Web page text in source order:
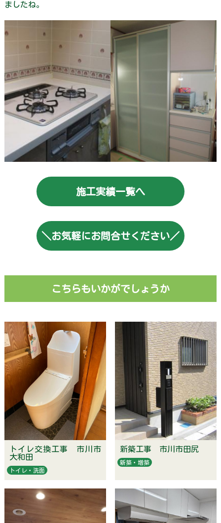
ましたね。
施工実績一覧へ
＼お気軽にお問合せください／
こちらもいかがでしょうか
トイレ交換工事 市川市
大和田
トイレ・洗面
新築工事 市川市田尻
新築・増築